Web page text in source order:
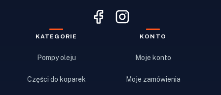
KATEGORIE
Pompy oleju
Części do koparek
KONTO
Moje konto
Moje zamówienia